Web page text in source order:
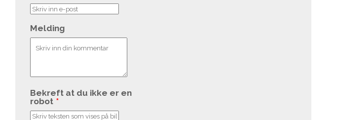
Melding
Bekreft at du ikke er en
robot *